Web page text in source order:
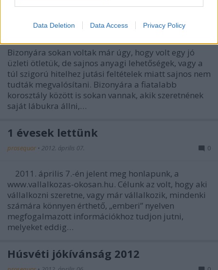
Data Deletion Data Access Privacy Policy
Vállalkozás indítása - támogatással
prosequor•2012. április 19.
Bizonyára sokan voltak már úgy, hogy volt egy jó
üzleti ötletük, de sajnos anyagi lehetőségek, vagy a
túl szigorú hitelhez jutási feltételek miatt sajnos nem
tudták megvalósítani. Bizonyára a fiatalabb
korosztály között is sokan vannak, akik szeretnének
saját lábukra állni,…
1 évesek lettünk
prosequor • 2012. április 07. 0
2011. április 7.-én jelent meg honlapunk, a
www.vallalkozas-okosan.hu. Célunk az volt, hogy aki
vállalkozni szeretne, vagy már vállalkozik, mindenki
számára könnyen érthető, „emberi” nyelven
megfogalmazott információkhoz tudjon jutni,
melyeket eddig…
Húsvéti jókívánság 2012